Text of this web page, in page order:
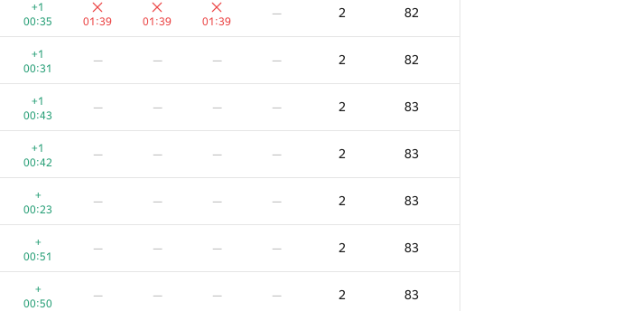
+1
00:35
01:39 01:39 01:39
— 2 82
+1
00:31
— — — — 2 82
+1
00:43
— — — — 2 83
+1
00:42
— — — — 2 83
+
00:23
— — — — 2 83
+
00:51
— — — — 2 83
+
00:50
— — — — 2 83